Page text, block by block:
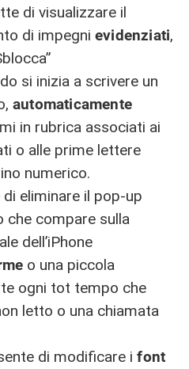
di visualizzare il
di impegni evidenziati,
si inizia a scrivere un
automaticamente
in rubrica associati ai
o alle prime lettere
numerico.
eliminare il pop-up
che compare sulla
dell’iPhone
o una piccola
ogni tot tempo che
letto o una chiamata
di modificare ifont